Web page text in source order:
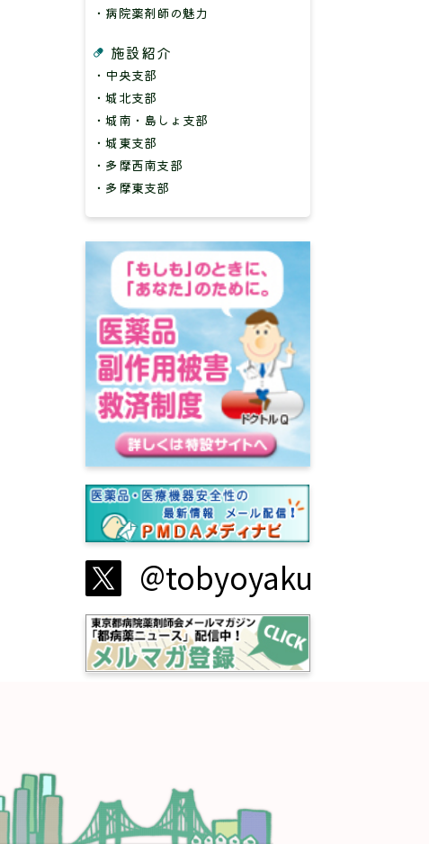
・病院薬剤師の魅力
施設紹介
・中央支部
・城北支部
・城南・島しょ支部
・城東支部
・多摩西南支部
・多摩東支部
@tobyoyaku